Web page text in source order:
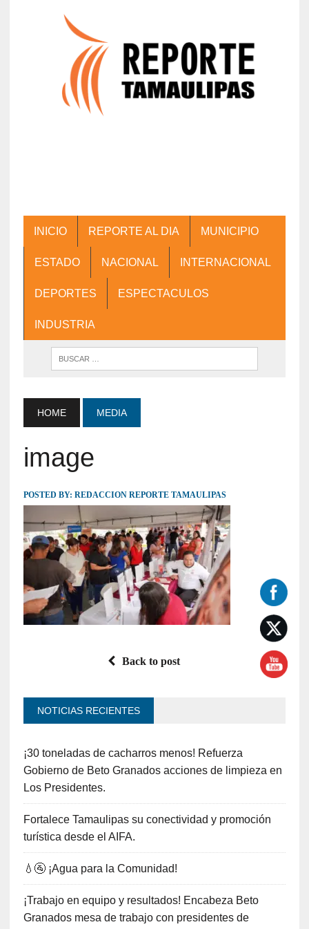
INICIO REPORTE AL DIA MUNICIPIO
ESTADO NACIONAL INTERNACIONAL
DEPORTES ESPECTACULOS
INDUSTRIA
HOME MEDIA
image
POSTED BY: REDACCION REPORTE TAMAULIPAS
Back to post
NOTICIAS RECIENTES
¡30 toneladas de cacharros menos! Refuerza
Gobierno de Beto Granados acciones de limpieza en
Los Presidentes.
Fortalece Tamaulipas su conectividad y promoción
turística desde el AIFA.
💧🚰 ¡Agua para la Comunidad!
¡Trabajo en equipo y resultados! Encabeza Beto
Granados mesa de trabajo con presidentes de